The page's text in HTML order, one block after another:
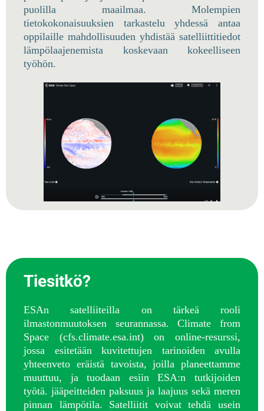
puolilla maailmaa. Molempien
tietokokonaisuuksien tarkastelu yhdessä antaa
oppilaille mahdollisuuden yhdistää satelliittitiedot
lämpölaajenemista koskevaan kokeelliseen
työhön.
Tiesitkö?
ESAn satelliiteilla on tärkeä rooli
ilmastonmuutoksen seurannassa. Climate from
Space (cfs.climate.esa.int) on online-resurssi,
jossa esitetään kuvitettujen tarinoiden avulla
yhteenveto eräistä tavoista, joilla planeettamme
muuttuu, ja tuodaan esiin ESA:n tutkijoiden
työtä. jääpeitteiden paksuus ja laajuus sekä meren
pinnan lämpötila. Satelliitit voivat tehdä usein